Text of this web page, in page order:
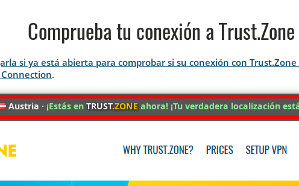
Comprueba tu conexión a Trust.Zone
si ya está abierta para comprobar si su conexión con
Connection.
Austria · ¡Estás enTRUST.ZONE ahora! ¡Tu verdadera localización